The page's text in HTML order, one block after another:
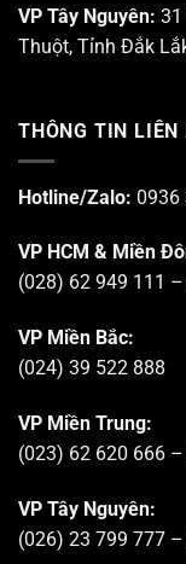
VP Tây Nguyên: 31
Thuột, Tỉnh Đắk
THÔNG TIN LIÊN
Hotline/Zalo: 0936
VP HCM & Miền
(028) 62 949 111
VP Miền Bắc:
(024) 39 522 888
VP Miền Trung:
(023) 62 620 666
VP Tây Nguyên:
(026) 23 799 777